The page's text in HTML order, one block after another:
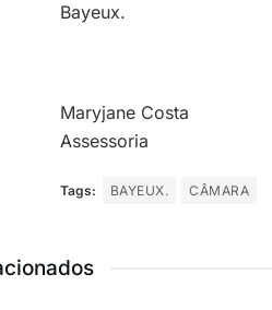
Bayeux.
Maryjane Costa
Assessoria
Tags: BAYEUX. CÂMARA